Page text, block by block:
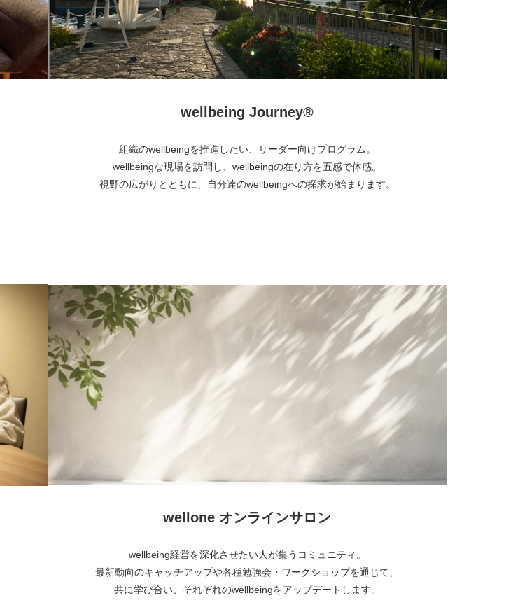
wellbeing Journey®︎
組織のwellbeingを推進したい、リーダー向けプログラム。
wellbeingな現場を訪問し、wellbeingの在り方を五感で体感。
視野の広がりとともに、自分達のwellbeingへの探求が始まります。
wellone オンラインサロン
wellbeing経営を深化させたい人が集うコミュニティ。
最新動向のキャッチアップや各種勉強会・ワークショップを通じて、
共に学び合い、それぞれのwellbeingをアップデートします。